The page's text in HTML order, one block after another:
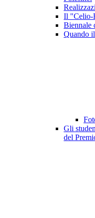
Il "Celio-
Biennale
Quando
Gli
del